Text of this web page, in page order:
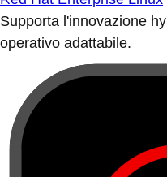
Supporta l'innovazione
operativo adattabile.